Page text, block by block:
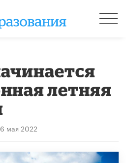
летняя
мая 2022